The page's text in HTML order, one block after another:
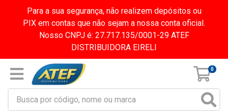
Para a sua segurança, não realizem depósitos ou
PIX em contas que não sejam a nossa conta oficial.
Nosso CNPJ é: 27.717.135/0001-29 ATEF
DISTRIBUIDORA EIRELI
0